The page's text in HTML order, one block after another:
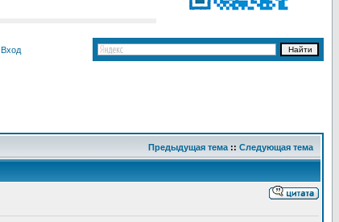
Вход
Предыдущая тема :: Следующая тема